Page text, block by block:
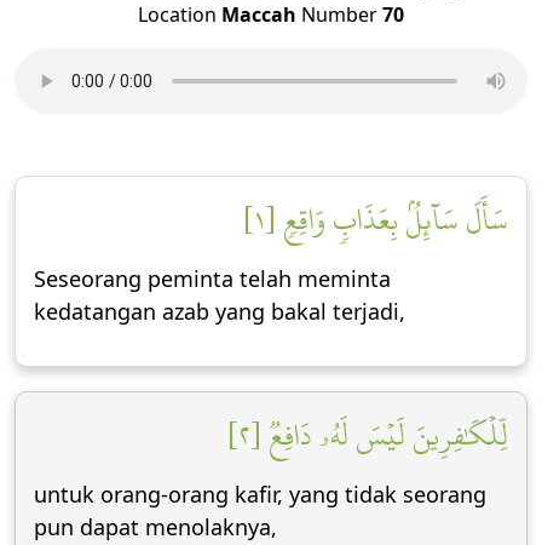
Location Maccah Number70
سَأَلَ سَآئِلُۢ بِعَذَابٖ وَاقِعٖ [١]
Seseorang peminta telah meminta
kedatangan azab yang bakal terjadi,
لِّلۡكَٰفِرِينَ لَيۡسَ لَهُۥ دَافِعٞ [٢]
untuk orang-orang kafir, yang tidak seorang
pun dapat menolaknya,